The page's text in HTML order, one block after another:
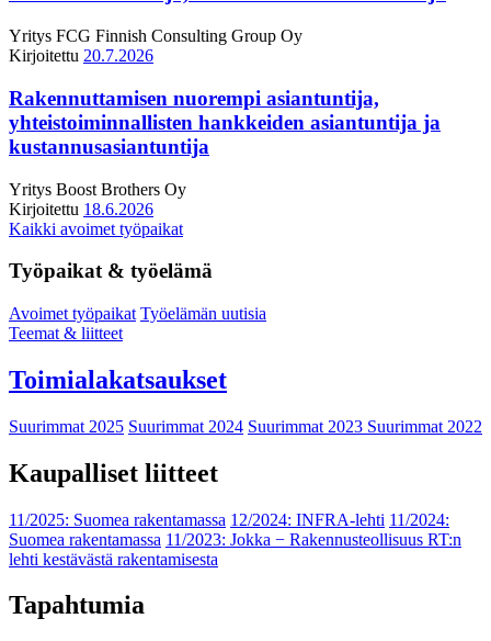
Yritys FCG Finnish Consulting Group Oy
Kirjoitettu 20.7.2026
Rakennuttamisen nuorempi asiantuntija,
yhteistoiminnallisten hankkeiden asiantuntija ja
kustannusasiantuntija
Yritys Boost Brothers Oy
Kirjoitettu 18.6.2026
Kaikki avoimet työpaikat
Työpaikat & työelämä
Avoimet työpaikat Työelämän uutisia
Teemat & liitteet
Toimialakatsaukset
Suurimmat 2025 Suurimmat 2024 Suurimmat 2023 Suurimmat 2022
Kaupalliset liitteet
11/2025: Suomea rakentamassa 12/2024: INFRA-lehti 11/2024:
Suomea rakentamassa 11/2023: Jokka − Rakennusteollisuus RT:n
lehti kestävästä rakentamisesta
Tapahtumia